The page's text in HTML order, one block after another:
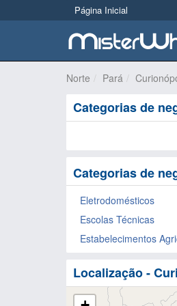
Página Inicial
Norte Pará
Categorias de
Categorias de
Eletrodomésticos
Escolas Técnicas
Estabelecimentos
Localização -